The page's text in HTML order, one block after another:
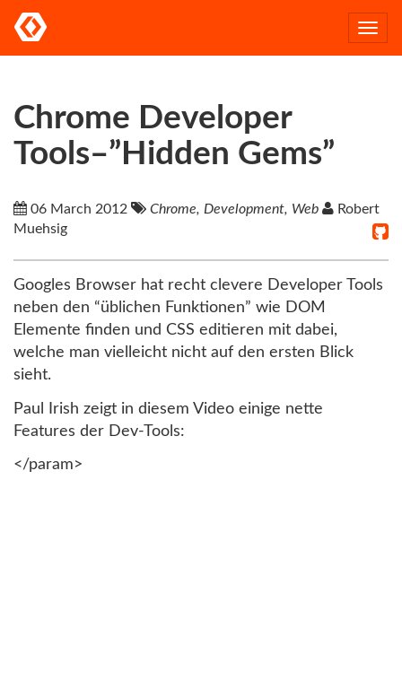
Chrome Developer
Tools–”Hidden Gems”
06 March 2012 Chrome, Development, Web
Robert
Muehsig
Googles Browser hat recht clevere Developer Tools
neben den “üblichen Funktionen” wie DOM
Elemente finden und CSS editieren mit dabei,
welche man vielleicht nicht auf den ersten Blick
sieht.
Paul Irish zeigt in diesem Video einige nette
Features der Dev-Tools:
</param>